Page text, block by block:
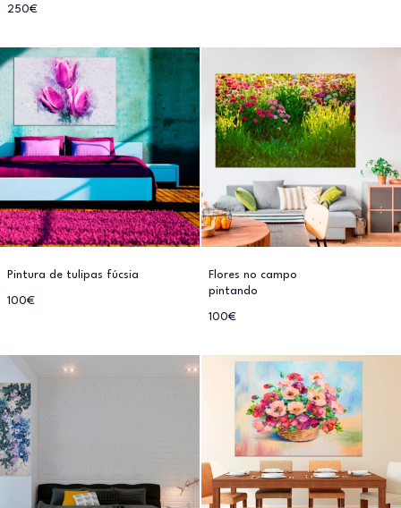
250€
Pintura de tulipas fúcsia
100€
Flores no campo
pintando
100€